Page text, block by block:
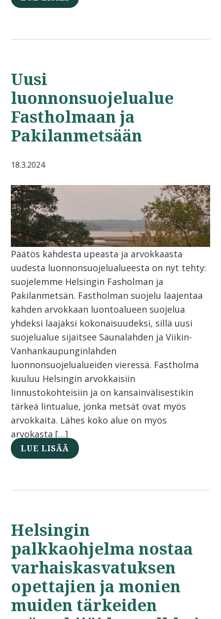
Uusi
luonnonsuojelualue
Fastholmaan ja
Pakilanmetsään
18.3.2024
Päätös kahdesta upeasta ja arvokkaasta
uudesta luonnonsuojelualueesta on nyt tehty:
suojelemme Helsingin Fasholman ja
Pakilanmetsän. Fastholman suojelu laajentaa
kahden arvokkaan luontoalueen suojelua
yhdeksi laajaksi kokonaisuudeksi, sillä uusi
suojelualue sijaitsee Saunalahden ja Viikin-
Vanhankaupunginlahden
luonnonsuojelualueiden vieressä. Fastholma
kuuluu Helsingin arvokkaisiin
linnustokohteisiin ja on kansainvälisestikin
tärkeä lintualue, jonka metsät ovat myös
arvokkaita. Lähes koko alue on myös
arvokasta […]
LUE LISÄÄ
Helsingin
palkkaohjelma nostaa
varhaiskasvatuksen
opettajien ja monien
muiden tärkeiden